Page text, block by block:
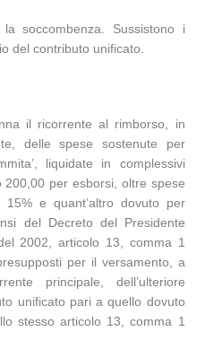
soccombenza. Sussistono i
del contributo unificato.
il ricorrente al rimborso, in
delle spese sostenute per
liquidate in complessivi
per esborsi, oltre spese
e quant’altro dovuto per
del Decreto del Presidente
2002, articolo 13, comma 1
per il versamento, a
principale, dell’ulteriore
unificato pari a quello dovuto
stesso articolo 13, comma 1